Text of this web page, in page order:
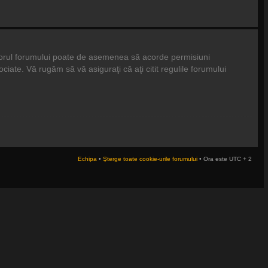
forumului poate de asemenea să acorde permisiuni
Vă rugăm să vă asiguraţi că aţi citit regulile forumului
Echipa •Şterge toate cookie-urile forumului • Ora este UTC + 2